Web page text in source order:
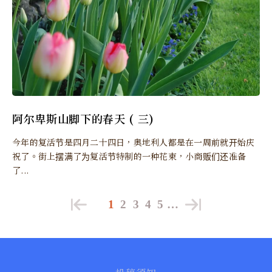
阿尔卑斯山脚下的春天 ( 三)
今年的复活节是四月二十四日，奥地利人都是在一周前就开始庆
祝了。街上摆满了为复活节特制的一种花束，小商贩们还准备
了...
1 2 3 4 5 …